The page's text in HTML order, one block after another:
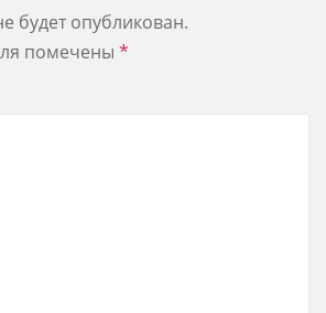
будет опубликован.
помечены *